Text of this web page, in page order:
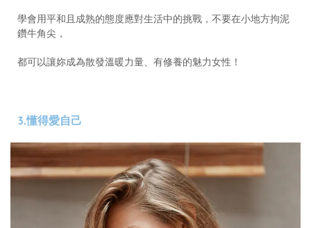
學會用平和且成熟的態度應對生活中的挑戰，不要在小地方拘泥
鑽牛角尖，
都可以讓妳成為散發溫暖力量、有修養的魅力女性！
3.懂得愛自己